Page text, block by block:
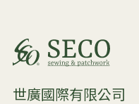
世廣國際有限公司